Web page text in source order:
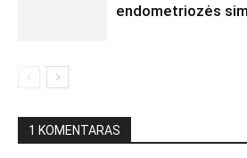
endometriozės
1 KOMENTARAS